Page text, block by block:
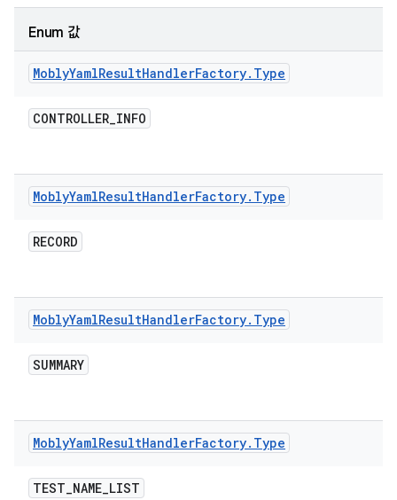
Enum 값
MoblyYamlResultHandlerFactory. Type
CONTROLLER_INFO
MoblyYamlResultHandlerFactory. Type
RECORD
MoblyYamlResultHandlerFactory. Type
SUMMARY
MoblyYamlResultHandlerFactory. Type
TEST_NAME_LIST